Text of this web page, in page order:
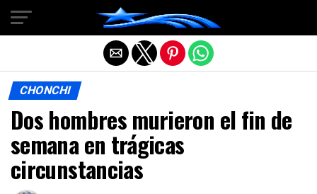
CHONCHI
Dos hombres murieron el fin de
semana en trágicas
circunstancias
Salir de la versión móvil